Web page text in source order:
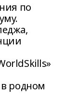
по
родном